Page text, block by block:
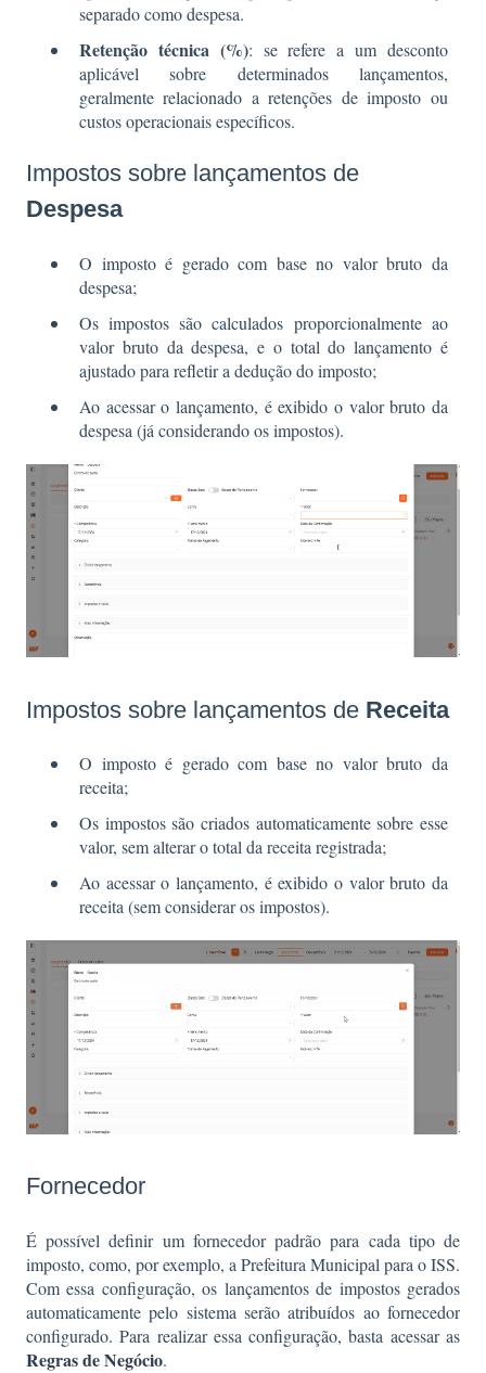
separado como despesa.
Retenção técnica (%): se refere a um desconto
aplicável sobre determinados lançamentos,
geralmente relacionado a retenções de imposto ou
custos operacionais específicos.
Impostos sobre lançamentos de
Despesa
O imposto é gerado com base no valor bruto da
despesa;
Os impostos são calculados proporcionalmente ao
valor bruto da despesa, e o total do lançamento é
ajustado para refletir a dedução do imposto;
Ao acessar o lançamento, é exibido o valor bruto da
despesa (já considerando os impostos).
Impostos sobre lançamentos de Receita
O imposto é gerado com base no valor bruto da
receita;
Os impostos são criados automaticamente sobre esse
valor, sem alterar o total da receita registrada;
Ao acessar o lançamento, é exibido o valor bruto da
receita (sem considerar os impostos).
Fornecedor
É possível definir um fornecedor padrão para cada tipo de
imposto, como, por exemplo, a Prefeitura Municipal para o ISS.
Com essa configuração, os lançamentos de impostos gerados
automaticamente pelo sistema serão atribuídos ao fornecedor
configurado. Para realizar essa configuração, basta acessar as
Regras de Negócio.